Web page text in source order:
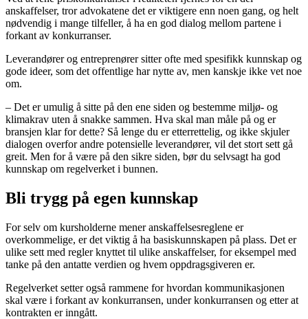
anskaffelser, tror advokatene det er viktigere enn noen gang, og helt
nødvendig i mange tilfeller, å ha en god dialog mellom partene i
forkant av konkurranser.
Leverandører og entreprenører sitter ofte med spesifikk kunnskap og
gode ideer, som det offentlige har nytte av, men kanskje ikke vet noe
om.
– Det er umulig å sitte på den ene siden og bestemme miljø- og
klimakrav uten å snakke sammen. Hva skal man måle på og er
bransjen klar for dette? Så lenge du er etterrettelig, og ikke skjuler
dialogen overfor andre potensielle leverandører, vil det stort sett gå
greit. Men for å være på den sikre siden, bør du selvsagt ha god
kunnskap om regelverket i bunnen.
Bli trygg på egen kunnskap
For selv om kursholderne mener anskaffelsesreglene er
overkommelige, er det viktig å ha basiskunnskapen på plass. Det er
ulike sett med regler knyttet til ulike anskaffelser, for eksempel med
tanke på den antatte verdien og hvem oppdragsgiveren er.
Regelverket setter også rammene for hvordan kommunikasjonen
skal være i forkant av konkurransen, under konkurransen og etter at
kontrakten er inngått.